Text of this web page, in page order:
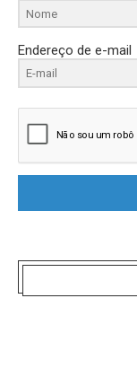
Endereço de e-mail